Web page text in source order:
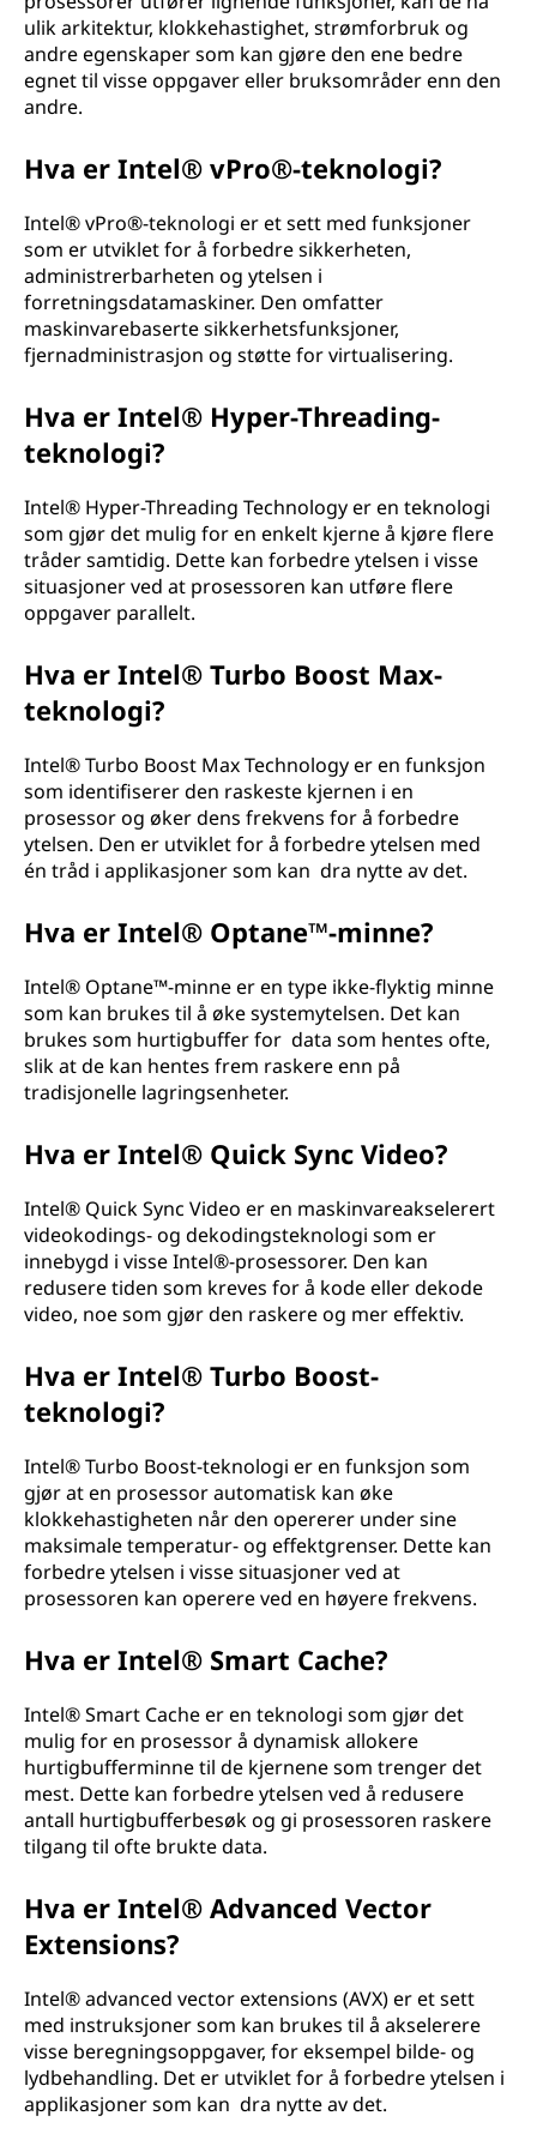
ulik arkitektur, klokkehastighet, strømforbruk og
andre egenskaper som kan gjøre den ene bedre
egnet til visse oppgaver eller bruksområder enn den
andre.
Hva er Intel® vPro®-teknologi?
Intel® vPro®-teknologi er et sett med funksjoner
som er utviklet for å forbedre sikkerheten,
administrerbarheten og ytelsen i
forretningsdatamaskiner. Den omfatter
maskinvarebaserte sikkerhetsfunksjoner,
fjernadministrasjon og støtte for virtualisering.
Hva er Intel® Hyper-Threading-
teknologi?
Intel® Hyper-Threading Technology er en teknologi
som gjør det mulig for en enkelt kjerne å kjøre flere
tråder samtidig. Dette kan forbedre ytelsen i visse
situasjoner ved at prosessoren kan utføre flere
oppgaver parallelt.
Hva er Intel® Turbo Boost Max-
teknologi?
Intel® Turbo Boost Max Technology er en funksjon
som identifiserer den raskeste kjernen i en
prosessor og øker dens frekvens for å forbedre
ytelsen. Den er utviklet for å forbedre ytelsen med
én tråd i applikasjoner som kan dra nytte av det.
Hva er Intel® Optane™-minne?
Intel® Optane™-minne er en type ikke-flyktig minne
som kan brukes til å øke systemytelsen. Det kan
brukes som hurtigbuffer for data som hentes ofte,
slik at de kan hentes frem raskere enn på
tradisjonelle lagringsenheter.
Hva er Intel® Quick Sync Video?
Intel® Quick Sync Video er en maskinvareakselerert
videokodings- og dekodingsteknologi som er
innebygd i visse Intel®-prosessorer. Den kan
redusere tiden som kreves for å kode eller dekode
video, noe som gjør den raskere og mer effektiv.
Hva er Intel® Turbo Boost-
teknologi?
Intel® Turbo Boost-teknologi er en funksjon som
gjør at en prosessor automatisk kan øke
klokkehastigheten når den opererer under sine
maksimale temperatur- og effektgrenser. Dette kan
forbedre ytelsen i visse situasjoner ved at
prosessoren kan operere ved en høyere frekvens.
Hva er Intel® Smart Cache?
Intel® Smart Cache er en teknologi som gjør det
mulig for en prosessor å dynamisk allokere
hurtigbufferminne til de kjernene som trenger det
mest. Dette kan forbedre ytelsen ved å redusere
antall hurtigbufferbesøk og gi prosessoren raskere
tilgang til ofte brukte data.
Hva er Intel® Advanced Vector
Extensions?
Intel® advanced vector extensions (AVX) er et sett
med instruksjoner som kan brukes til å akselerere
visse beregningsoppgaver, for eksempel bilde- og
lydbehandling. Det er utviklet for å forbedre ytelsen i
applikasjoner som kan dra nytte av det.